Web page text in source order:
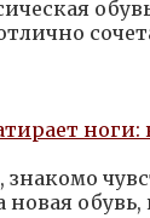
ноги:
обувь,